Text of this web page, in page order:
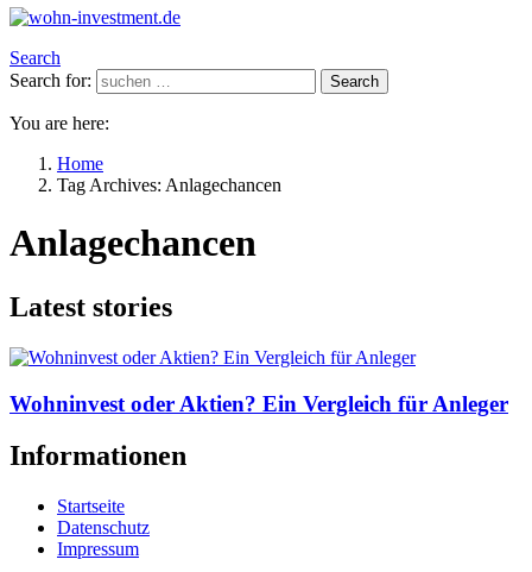
Search
Search for:
Search
You are here:
Home
Tag Archives: Anlagechancen
Anlagechancen
Latest stories
Wohninvest oder Aktien? Ein Vergleich für Anleger
Informationen
Startseite
Datenschutz
Impressum